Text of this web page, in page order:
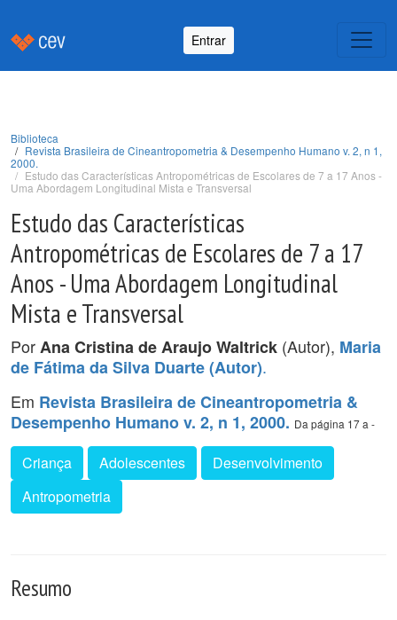
Entrar
Biblioteca
Revista Brasileira de Cineantropometria & Desempenho Humano v. 2, n 1,
2000.
Estudo das Características Antropométricas de Escolares de 7 a 17 Anos -
Uma Abordagem Longitudinal Mista e Transversal
Estudo das Características
Antropométricas de Escolares de 7 a 17
Anos - Uma Abordagem Longitudinal
Mista e Transversal
PorAna Cristina de Araujo Waltrick (Autor), Maria
de Fátima da Silva Duarte (Autor).
Em Revista Brasileira de Cineantropometria &
Desempenho Humano v. 2, n 1, 2000. Da página 17 a -
Criança Adolescentes
Desenvolvimento
Antropometria
Resumo